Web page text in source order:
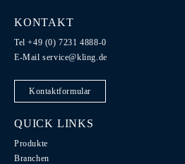
KONTAKT
Tel +49 (0) 7231 4888-0
E-Mailservice@kling.de
Kontaktformular
QUICK LINKS
Produkte
Branchen